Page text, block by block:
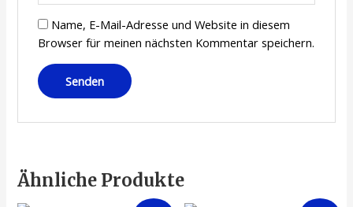
Name, E-Mail-Adresse und Website in diesem
Browser für meinen nächsten Kommentar speichern.
Ähnliche Produkte